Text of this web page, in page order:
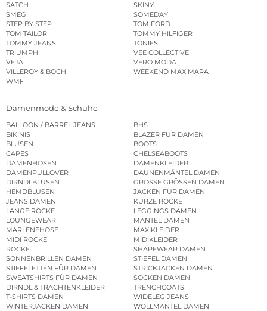
SATCH
SKINY
SMEG
SOMEDAY
STEP BY STEP
TOM FORD
TOM TAILOR
TOMMY HILFIGER
TOMMY JEANS
TONIES
TRIUMPH
VEE COLLECTIVE
VEJA
VERO MODA
VILLEROY & BOCH
WEEKEND MAX MARA
WMF
Damenmode & Schuhe
BALLOON / BARREL JEANS
BHS
BIKINIS
BLAZER FÜR DAMEN
BLUSEN
BOOTS
CAPES
CHELSEABOOTS
DAMENHOSEN
DAMENKLEIDER
DAMENPULLOVER
DAUNENMÄNTEL DAMEN
DIRNDLBLUSEN
GROSSE GRÖSSEN DAMEN
HEMDBLUSEN
JACKEN FÜR DAMEN
JEANS DAMEN
KURZE RÖCKE
LANGE RÖCKE
LEGGINGS DAMEN
LOUNGEWEAR
MÄNTEL DAMEN
MARLENEHOSE
MAXIKLEIDER
MIDI RÖCKE
MIDIKLEIDER
RÖCKE
SHAPEWEAR DAMEN
SONNENBRILLEN DAMEN
STIEFEL DAMEN
STIEFELETTEN FÜR DAMEN
STRICKJACKEN DAMEN
SWEATSHIRTS FÜR DAMEN
SOCKEN DAMEN
DIRNDL & TRACHTENKLEIDER
TRENCHCOATS
T-SHIRTS DAMEN
WIDELEG JEANS
WINTERJACKEN DAMEN
WOLLMÄNTEL DAMEN